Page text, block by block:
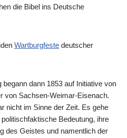
die Bibel ins Deutsche
Wartburgfeste deutscher
dann 1853 auf Initiative von
von Sachsen-Weimar-Eisenach.
nicht im Sinne der Zeit. Es gehe
Bedeutung, ihre
des Geistes und namentlich der